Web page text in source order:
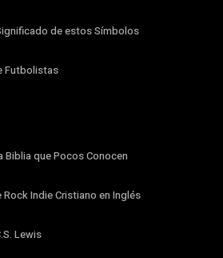
de estos Símbolos
Futbolistas
Biblia que Pocos Conocen
Indie Cristiano en Inglés
Lewis